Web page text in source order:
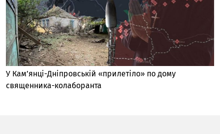
У Кам’янці-Дніпровській «прилетіло» по дому
священника-колаборанта